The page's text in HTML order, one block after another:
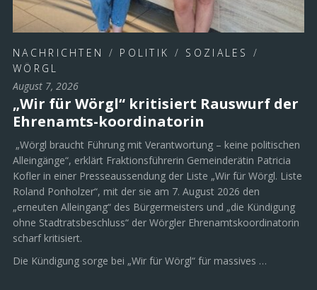
NACHRICHTEN / POLITIK / SOZIALES
/
WÖRGL
August 7, 2026
„Wir für Wörgl“ kritisiert Rauswurf der
Ehrenamts-koordinatorin
„Wörgl braucht Führung mit Verantwortung – keine politischen
Alleingänge“, erklärt Fraktionsführerin Gemeinderätin Patricia
Kofler in einer Presseaussendung der Liste „Wir für Wörgl. Liste
Roland Ponholzer“, mit der sie am 7. August 2026 den
„erneuten Alleingang“ des Bürgermeisters und „die Kündigung
ohne Stadtratsbeschluss“ der Wörgler Ehrenamtskoordinatorin
scharf kritisiert.
Die Kündigung sorge bei „Wir für Wörgl“ für massives …